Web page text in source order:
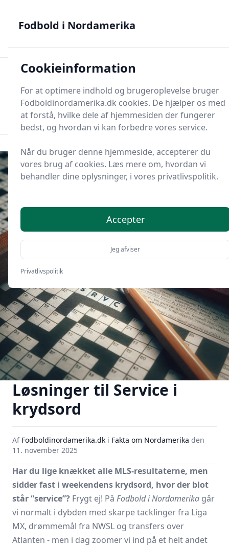
til nordamerikansk fodbold
Fodbold i
Menu
Søg
Løsninger til Service i
krydsord
Af Fodboldinordamerika.dk i Fakta om Nordamerika den
11. november 2025
Har du lige knækket alle MLS-resultaterne, men
sidder fast i weekendens krydsord, hvor der blot
står “service”? Frygt ej! På Fodbold i Nordamerika går
vi normalt i dybden med skarpe tacklinger fra Liga
MX, drømmemål fra NWSL og transfers over
Atlanten - men i dag zoomer vi ind på et helt andet
Fodbold i Nordamerika
Cookieinformation
For at optimere indhold og brugeroplevelse bruger
Fodboldinordamerika.dk cookies. De hjælper os med
at forstå, hvilke dele af hjemmesiden der fungerer
bedst, og hvordan vi kan forbedre vores service.
Når du bruger denne hjemmeside, accepterer du
vores brug af cookies. Læs mere om, hvordan vi
behandler dine oplysninger, i vores privatlivspolitik.
Accepter
Jeg afviser
Privatlivspolitik